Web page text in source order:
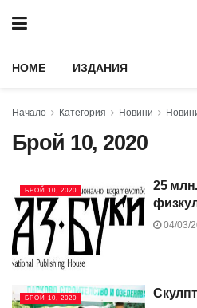
HOME ИЗДАНИЯ
Начало Категория Новини
Брой 10, 2020
БРОЙ 10, 2020
25
04/03/
БРОЙ 10, 2020